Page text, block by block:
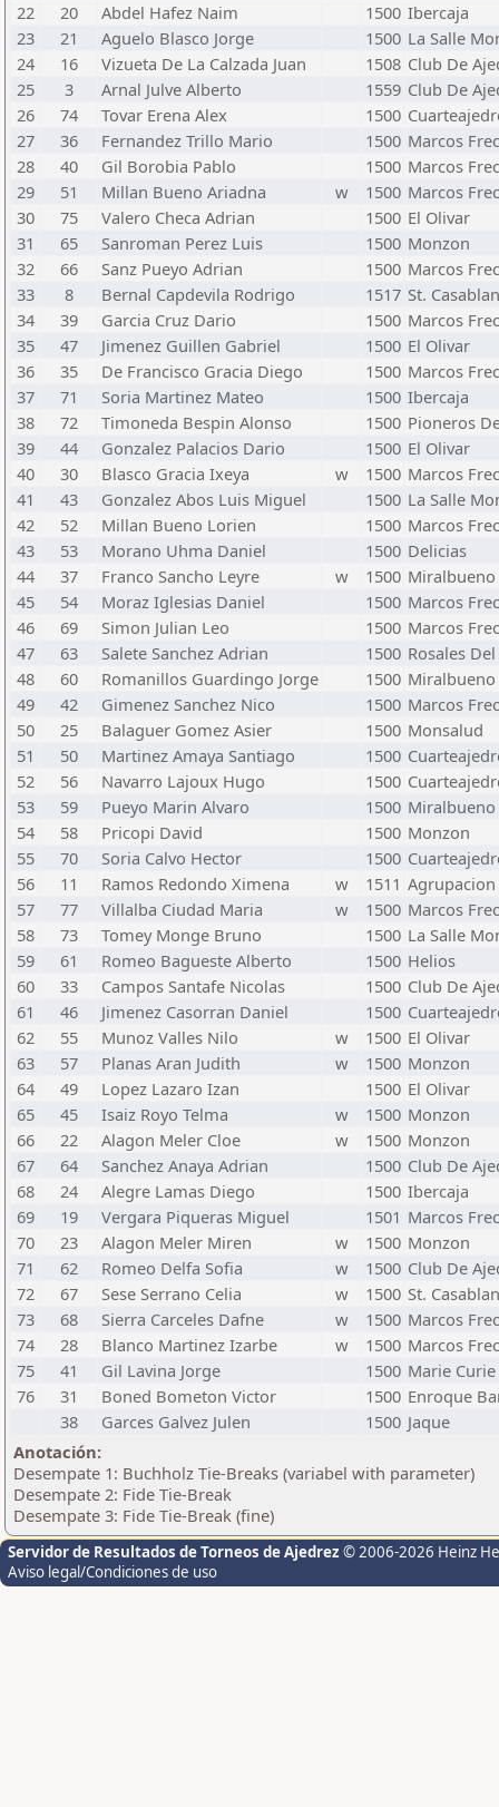
22
20 Abdel Hafez Naim 1500 Ibercaja
23
21 Aguelo Blasco Jorge 1500 La Salle
24
16 Vizueta De La Calzada Juan 1508 Club De
25
3 Arnal Julve Alberto 1559 Club De
26
74 Tovar Erena Alex 1500
27
36 Fernandez Trillo Mario 1500 Marcos
28
40 Gil Borobia Pablo 1500 Marcos
29
51 Millan Bueno Ariadna w 1500 Marcos
30
75 Valero Checa Adrian 1500 El Olivar
31
65 Sanroman Perez Luis 1500 Monzon
32
66 Sanz Pueyo Adrian 1500 Marcos
33
8 Bernal Capdevila Rodrigo 1517 St.
34
39 Garcia Cruz Dario 1500 Marcos
35
47 Jimenez Guillen Gabriel 1500 El Olivar
36
35 De Francisco Gracia Diego 1500 Marcos
37
71 Soria Martinez Mateo 1500 Ibercaja
38
72 Timoneda Bespin Alonso 1500 Pioneros
39
44 Gonzalez Palacios Dario 1500 El Olivar
40
30 Blasco Gracia Ixeya w 1500 Marcos
41
43 Gonzalez Abos Luis Miguel 1500 La Salle
42
52 Millan Bueno Lorien 1500 Marcos
43
53 Morano Uhma Daniel 1500 Delicias
44
37 Franco Sancho Leyre w 1500 Miralbueno
45
54 Moraz Iglesias Daniel 1500 Marcos
46
69 Simon Julian Leo 1500 Marcos
47
63 Salete Sanchez Adrian 1500 Rosales
48
60 Romanillos Guardingo Jorge 1500 Miralbueno
49
42 Gimenez Sanchez Nico 1500 Marcos
50
25 Balaguer Gomez Asier 1500 Monsalud
51
50 Martinez Amaya Santiago 1500
52
56 Navarro Lajoux Hugo 1500
53
59 Pueyo Marin Alvaro 1500 Miralbueno
54
58 Pricopi David 1500 Monzon
55
70 Soria Calvo Hector 1500
56
11 Ramos Redondo Ximena w 1511 Agrupacion
57
77 Villalba Ciudad Maria w 1500 Marcos
58
73 Tomey Monge Bruno 1500 La Salle
59
61 Romeo Bagueste Alberto 1500 Helios
60
33 Campos Santafe Nicolas 1500 Club De
61
46 Jimenez Casorran Daniel 1500
62
55 Munoz Valles Nilo w 1500 El Olivar
63
57 Planas Aran Judith w 1500 Monzon
64
49 Lopez Lazaro Izan 1500 El Olivar
65
45 Isaiz Royo Telma w 1500 Monzon
66
22 Alagon Meler Cloe w 1500 Monzon
67
64 Sanchez Anaya Adrian 1500 Club De
68
24 Alegre Lamas Diego 1500 Ibercaja
69
19 Vergara Piqueras Miguel 1501 Marcos
70
23 Alagon Meler Miren w 1500 Monzon
71
62 Romeo Delfa Sofia w 1500 Club De
72
67 Sese Serrano Celia w 1500 St.
73
68 Sierra Carceles Dafne w 1500 Marcos
74
28 Blanco Martinez Izarbe w 1500 Marcos
75
41 Gil Lavina Jorge 1500 Marie Curie
76
31 Boned Bometon Victor 1500 Enroque
38
Garces Galvez Julen 1500 Jaque
Anotación:
Desempate 1: Buchholz Tie-Breaks (variabel with parameter)
Desempate 2: Fide Tie-Break
Desempate 3: Fide Tie-Break (fine)
Servidor de Resultados de Torneos de Ajedrez © 2006-2026 Heinz
Aviso legal/Condiciones de uso